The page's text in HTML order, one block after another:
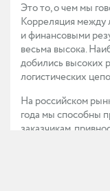
Это то, о чем мы
Корреляция между
и финансовыми
весьма высока.
добились высоких
логистических
На российском
года мы способны
заказчикам,